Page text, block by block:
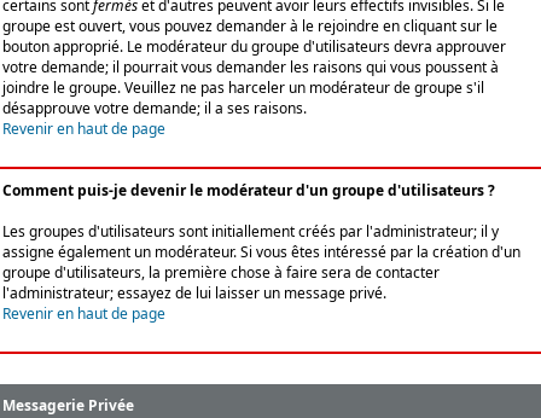
certains sontferméset d'autres peuvent avoir leurs effectifs invisibles. Si le
groupe est ouvert, vous pouvez demander à le rejoindre en cliquant sur le
bouton approprié. Le modérateur du groupe d'utilisateurs devra approuver
votre demande; il pourrait vous demander les raisons qui vous poussent à
joindre le groupe. Veuillez ne pas harceler un modérateur de groupe s'il
désapprouve votre demande; il a ses raisons.
Revenir en haut de page
Comment puis-je devenir le modérateur d'un groupe d'utilisateurs ?
Les groupes d'utilisateurs sont initiallement créés par l'administrateur; il y
assigne également un modérateur. Si vous êtes intéressé par la création d'un
groupe d'utilisateurs, la première chose à faire sera de contacter
l'administrateur; essayez de lui laisser un message privé.
Revenir en haut de page
Messagerie Privée